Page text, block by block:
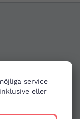
service
eller